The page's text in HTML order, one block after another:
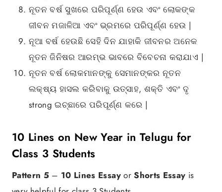
ନୂତନ ବର୍ଷ ସୁଖରେ ପରିପୂର୍ଣ୍ଣ ହେଉ ଏବଂ ଲୋକଙ୍କ
ଜୀବନ ମଜାଳିଆ ଏବଂ ଭ୍ରମରେ ପରିପୂର୍ଣ୍ଣ ହେଉ |
ନୂଆ ବର୍ଷ ହେଉଛି ସେହି ଦିନ ଯାହାକି ଜୀବନର ଅନେକ
ନୂତନ ଜିନିଷର ଆରମ୍ଭ ଭାବରେ ବିବେଚନା କରାଯାଏ |
ନୂତନ ବର୍ଷ ଲୋକମାନଙ୍କୁ ସେମାନଙ୍କର ନୂତନ
ଲକ୍ଷ୍ୟ ହାସଲ କରିବାକୁ ଉତ୍ସାହ, ଶକ୍ତି ଏବଂ ଦୃ
strong ଇଚ୍ଛାରେ ପରିପୂର୍ଣ୍ଣ କରେ |
10 Lines on New Year in Telugu for
Class 3 Students
Pattern 5 – 10 Lines EssayorShorts Essay is